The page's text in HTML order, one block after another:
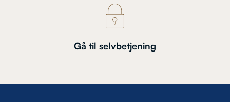
Gå til selvbetjening